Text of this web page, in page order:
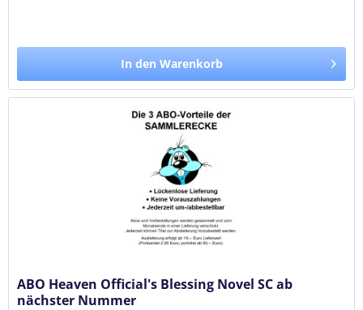
In den Warenkorb
ABO Heaven Official's Blessing Novel SC ab
nächster Nummer